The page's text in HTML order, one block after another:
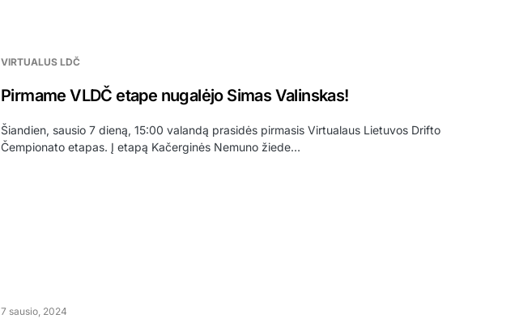
VIRTUALUS LDČ
Pirmame VLDČ etape nugalėjo Simas Valinskas!
Šiandien, sausio 7 dieną, 15:00 valandą prasidės pirmasis Virtualaus Lietuvos Drifto
Čempionato etapas. Į etapą Kačerginės Nemuno žiede…
7 sausio, 2024